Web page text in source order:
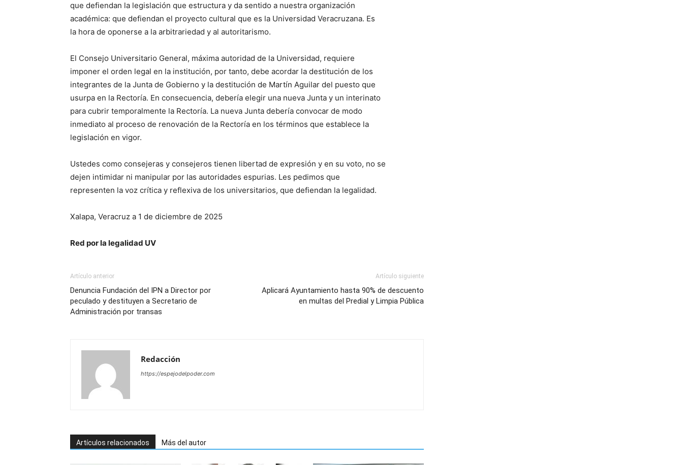
que defiendan la legislación que estructura y da sentido a nuestra organización
académica: que defiendan el proyecto cultural que es la Universidad Veracruzana. Es
la hora de oponerse a la arbitrariedad y al autoritarismo.
El Consejo Universitario General, máxima autoridad de la Universidad, requiere
imponer el orden legal en la institución, por tanto, debe acordar la destitución de los
integrantes de la Junta de Gobierno y la destitución de Martín Aguilar del puesto que
usurpa en la Rectoría. En consecuencia, debería elegir una nueva Junta y un interinato
para cubrir temporalmente la Rectoría. La nueva Junta debería convocar de modo
inmediato al proceso de renovación de la Rectoría en los términos que establece la
legislación en vigor.
Ustedes como consejeras y consejeros tienen libertad de expresión y en su voto, no se
dejen intimidar ni manipular por las autoridades espurias. Les pedimos que
representen la voz crítica y reflexiva de los universitarios, que defiendan la legalidad.
Xalapa, Veracruz a 1 de diciembre de 2025
Red por la legalidad UV
Artículo anterior
Denuncia Fundación del IPN a Director por
peculado y destituyen a Secretario de
Administración por transas
Artículo siguiente
Aplicará Ayuntamiento hasta 90% de descuento
en multas del Predial y Limpia Pública
Redacción
https://espejodelpoder.com
Artículos relacionados Más del autor